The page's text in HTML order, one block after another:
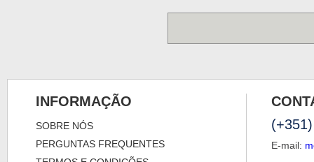
INFORMAÇÃO
SOBRE NÓS
PERGUNTAS FREQUENTES
E-mail: